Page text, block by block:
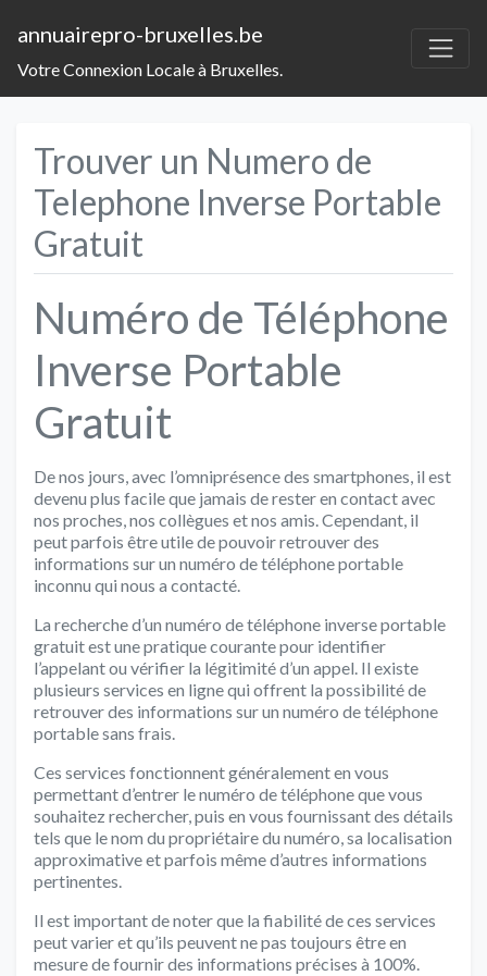
annuairepro-bruxelles.be
Votre Connexion Locale à Bruxelles.
Trouver un Numero de
Telephone Inverse Portable
Gratuit
Numéro de Téléphone
Inverse Portable
Gratuit
De nos jours, avec l’omniprésence des smartphones, il est
devenu plus facile que jamais de rester en contact avec
nos proches, nos collègues et nos amis. Cependant, il
peut parfois être utile de pouvoir retrouver des
informations sur un numéro de téléphone portable
inconnu qui nous a contacté.
La recherche d’un numéro de téléphone inverse portable
gratuit est une pratique courante pour identifier
l’appelant ou vérifier la légitimité d’un appel. Il existe
plusieurs services en ligne qui offrent la possibilité de
retrouver des informations sur un numéro de téléphone
portable sans frais.
Ces services fonctionnent généralement en vous
permettant d’entrer le numéro de téléphone que vous
souhaitez rechercher, puis en vous fournissant des détails
tels que le nom du propriétaire du numéro, sa localisation
approximative et parfois même d’autres informations
pertinentes.
Il est important de noter que la fiabilité de ces services
peut varier et qu’ils peuvent ne pas toujours être en
mesure de fournir des informations précises à 100%.